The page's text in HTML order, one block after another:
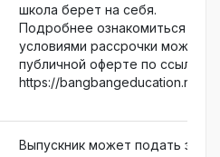
школа берет на себя.
Подробнее ознакомиться с
условиями рассрочки можно в
публичной оферте по ссылке
https://bangbangeducation.ru/
Выпускник может подать